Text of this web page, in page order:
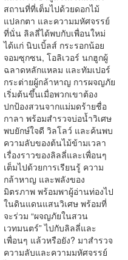
สถานที่ที่เต็มไปด้วยดอกไม้
แปลกตา และความมหัศจรรย์
ที่นั่น ลิลลี่ได้พบกับเพื่อนใหม่
ได้แก่ นิบเบิ้ลส์ กระรอกน้อย
จอมซุกซน, โอลิเวอร์ นกฮูกผู้
ฉลาดหลักแหลม และทัมเปอร์
กระต่ายผู้กล้าหาญ การผจญภัย
เริ่มต้นขึ้นเมื่อพวกเขาต้อง
ปกป้องสวนจากแม่มดร้ายชื่อ
กาลา พร้อมสำรวจบ่อน้ำวิเศษ
พบยักษ์ใจดี วิลโลว์ และค้นพบ
ความลับของต้นไม้ข้ามเวลา
เรื่องราวของลิลลี่และเพื่อนๆ
เต็มไปด้วยการเรียนรู้ ความ
กล้าหาญ และพลังของ
มิตรภาพ พร้อมพาผู้อ่านท่องไป
ในดินแดนแสนวิเศษ พร้อมที่
จะร่วม “ผจญภัยในสวน
เวทมนตร์” ไปกับลิลลี่และ
เพื่อนๆ แล้วหรือยัง? มาสำรวจ
ความลับและความมหัศจรรย์